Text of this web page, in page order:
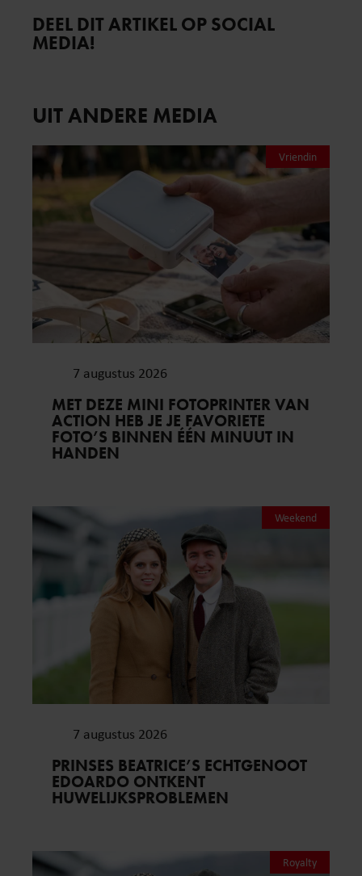
DEEL DIT ARTIKEL OP SOCIAL
MEDIA!
UIT ANDERE MEDIA
Vriendin
7 augustus 2026
MET DEZE MINI FOTOPRINTER VAN
ACTION HEB JE JE FAVORIETE
FOTO’S BINNEN ÉÉN MINUUT IN
HANDEN
Weekend
7 augustus 2026
PRINSES BEATRICE’S ECHTGENOOT
EDOARDO ONTKENT
HUWELIJKSPROBLEMEN
Royalty